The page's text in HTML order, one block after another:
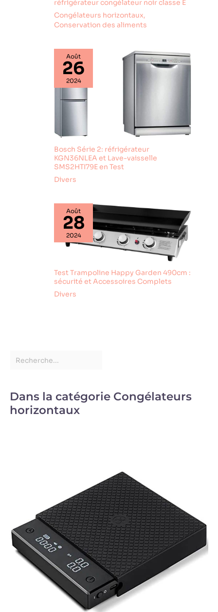
(2,54 cm) d'espace libre
autour de la machine à
glaçons pour une bonne
fois, laissez-la debout
pendant au moins 12
heures.
réfrigérateur congélateur noir classe E
Congélateurs horizontaux,
Conservation des aliments
Août
26
2024
Bosch Série 2: réfrigérateur
KGN36NLEA et Lave-vaisselle
SMS2HTI79E en Test
Divers
Août
28
2024
Test Trampoline Happy Garden 490cm :
sécurité et Accessoires Complets
Divers
Dans la catégorie Congélateurs
horizontaux